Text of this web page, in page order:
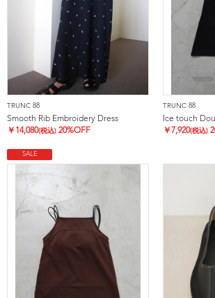
TRUNC 88
Smooth Rib Embroidery Dress
￥ 14,080(税込) 20%OFF
TRUNC 88
Ice touch
￥ 7,920(税込)
SALE